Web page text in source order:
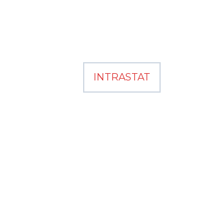
INTRASTAT